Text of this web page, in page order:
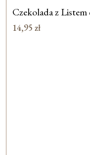
Czekolada z
14,95 zł